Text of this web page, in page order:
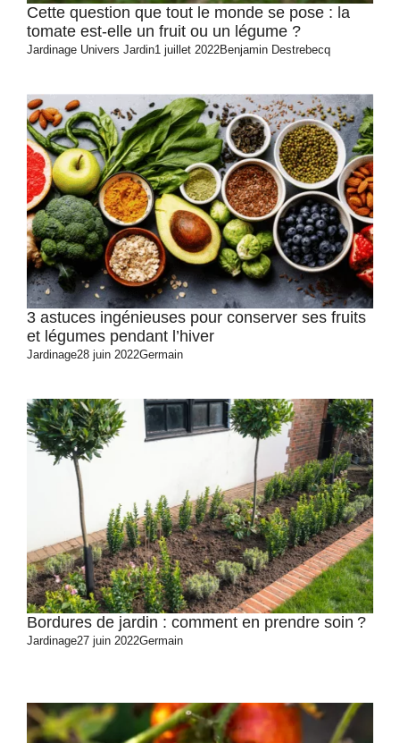
Cette question que tout le monde se pose : la
tomate est-elle un fruit ou un légume ?
Jardinage Univers Jardin1 juillet 2022Benjamin Destrebecq
3 astuces ingénieuses pour conserver ses fruits
et légumes pendant l’hiver
Jardinage28 juin 2022Germain
Bordures de jardin : comment en prendre soin ?
Jardinage27 juin 2022Germain